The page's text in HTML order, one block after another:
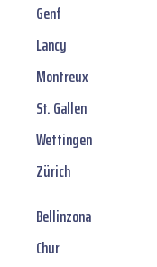
Genf
Lancy
Montreux
St. Gallen
Wettingen
Zürich
Bellinzona
Chur